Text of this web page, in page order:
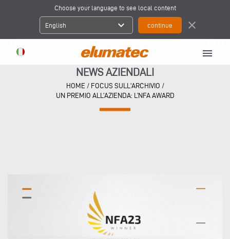
Choose your language to see local content
English expand_more close
menu
NEWS AZIENDALI
HOME / FOCUS SULL'ARCHIVIO /
UN PREMIO ALL’AZIENDA: L’NFA AWARD